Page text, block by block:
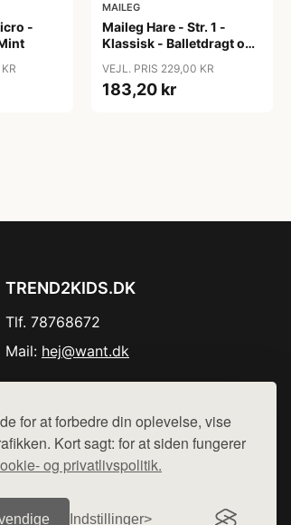
for at forbedre din oplevelse, vise
Kort sagt: for at siden fungerer
og privatlivspolitik.
Indstillinger
-
MAILEG
Maileg Hare - Str. 1 -
Klassisk - Balletdragt og
VEJL. PRIS 229,00 KR
183,20 kr
TREND2KIDS.DK
Tlf. 78768672
Mail: hej@want.dk
fra denne side - vi henviser til de shops,